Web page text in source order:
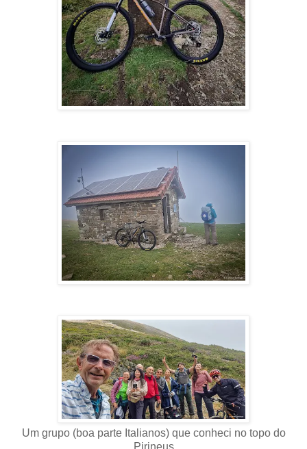
Um grupo (boa parte Italianos) que conheci no topo do
Pirineus